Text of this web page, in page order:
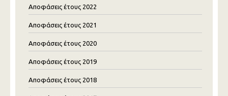
Αποφάσεις έτους 2022
Αποφάσεις έτους 2021
Αποφάσεις έτους 2020
Αποφάσεις έτους 2019
Αποφάσεις έτους 2018